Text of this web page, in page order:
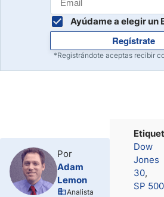
Ayúdame a elegir un
Regístrate
*Registrándote aceptas recibir
Por
Adam
Lemon
Analista
Dow
Jones
30
SP 500